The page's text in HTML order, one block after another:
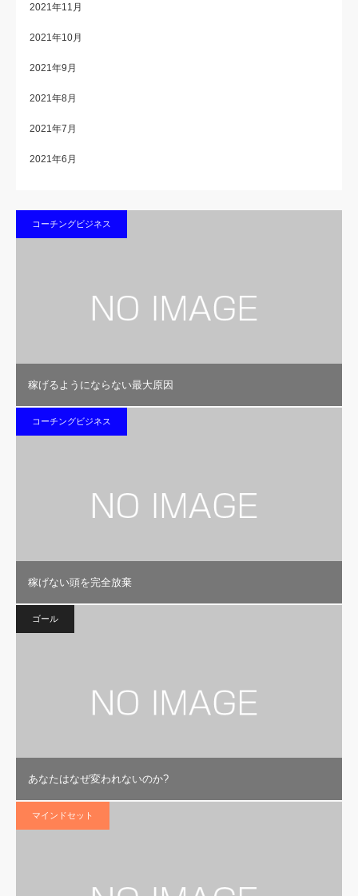
2021年11月
2021年10月
2021年9月
2021年8月
2021年7月
2021年6月
コーチングビジネス
稼げるようにならない最大原因
コーチングビジネス
稼げない頭を完全放棄
ゴール
あなたはなぜ変われないのか?
マインドセット